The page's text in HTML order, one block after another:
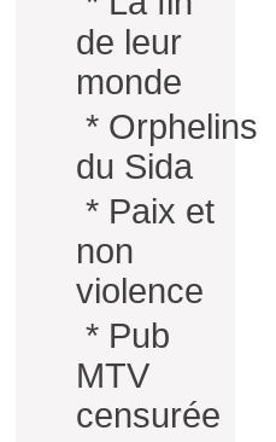
de leur
monde
* Orphelins
du Sida
* Paix et
non
violence
* Pub
MTV
censurée